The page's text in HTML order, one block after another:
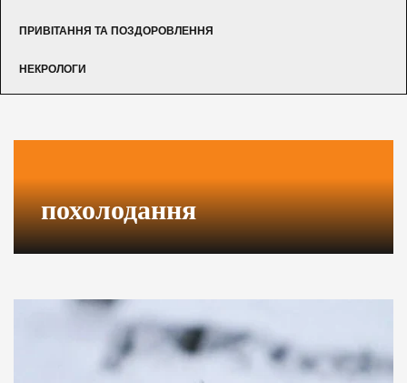
ПРИВІТАННЯ ТА ПОЗДОРОВЛЕННЯ
НЕКРОЛОГИ
похолодання